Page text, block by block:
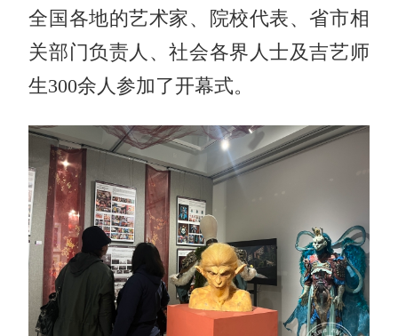
全国各地的艺术家、院校代表、省市相
关部门负责人、社会各界人士及吉艺师
生300余人参加了开幕式。